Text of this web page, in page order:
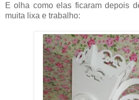
E olha como elas ficaram depois
muita lixa e trabalho: